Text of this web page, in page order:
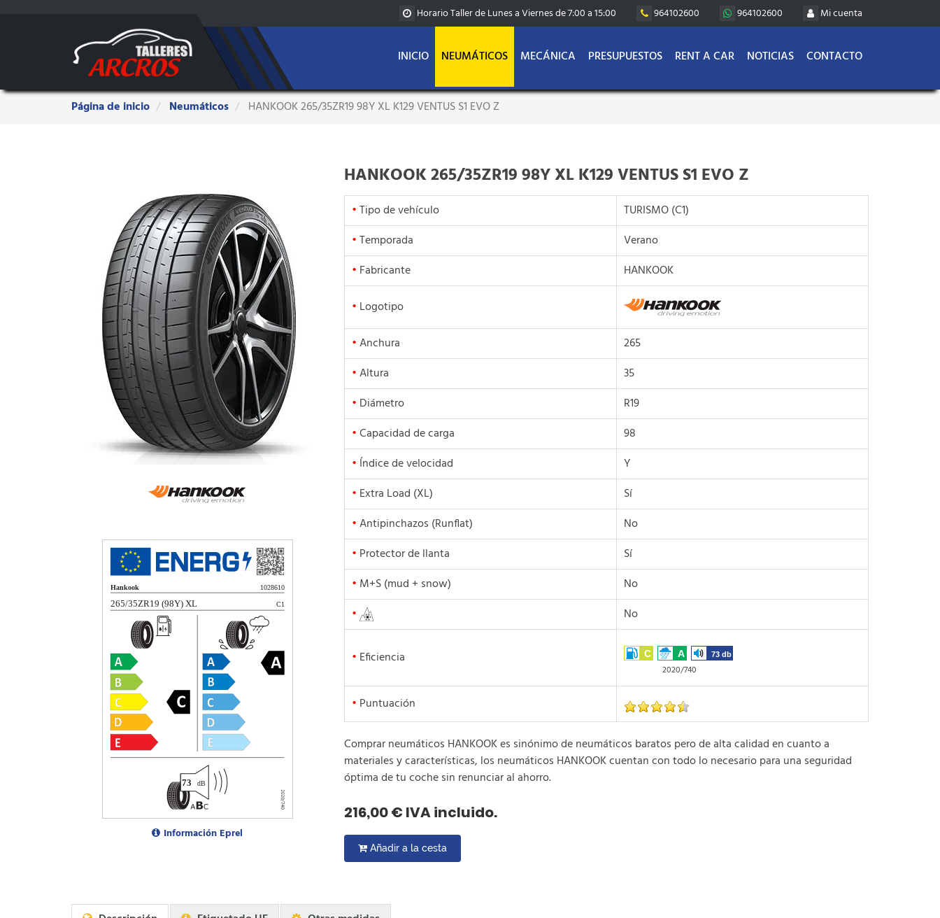
Horario Taller de Lunes a Viernes de 7:00 a 15:00 964102600 964102600 Mi cuenta
INICIO NEUMÁTICOS MECÁNICA PRESUPUESTOS RENT A CAR NOTICIAS CONTACTO
Estas
aquí:
Página de inicio Neumáticos HANKOOK 265/35ZR19 98Y XL K129 VENTUS S1 EVO Z
Información Eprel
HANKOOK 265/35ZR19 98Y XL K129 VENTUS S1 EVO Z
•Tipo de vehículo
TURISMO (C1)
•Temporada
Verano
• Fabricante
HANKOOK
• Logotipo
•Anchura
265
•Altura
35
• Diámetro
R19
•Capacidad de carga
98
• Índice de velocidad
Y
• Extra Load (XL)
Sí
•Antipinchazos (Runflat)
No
• Protector de llanta
Sí
• M+S (mud + snow)
No
•
No
• Eficiencia C A 73 db
2020/740
• Puntuación
Comprar neumáticos HANKOOK es sinónimo de neumáticos baratos pero de alta calidad en cuanto a
materiales y características, los neumáticos HANKOOK cuentan con todo lo necesario para una seguridad
óptima de tu coche sin renunciar al ahorro.
216,00 € IVA incluido.
Añadir a la cesta